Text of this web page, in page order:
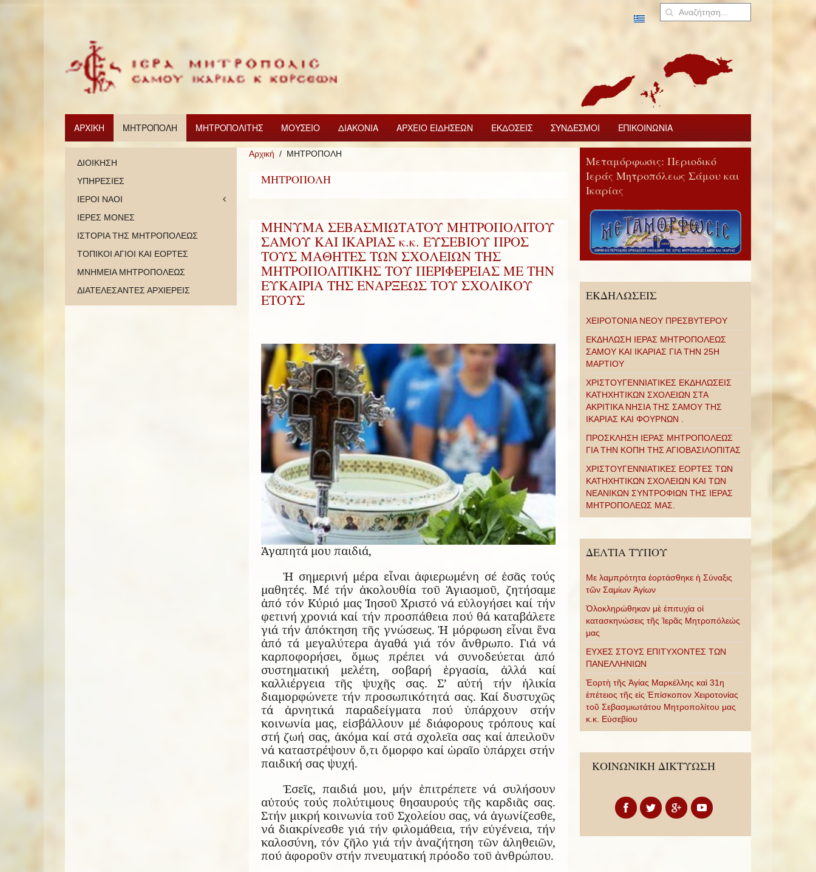
ΑΡΧΙΚΗ ΜΗΤΡΟΠΟΛΗ ΜΗΤΡΟΠΟΛΙΤΗΣ ΜΟΥΣΕΙΟ ΔΙΑΚΟΝΙΑ ΑΡΧΕΙΟ ΕΙΔΗΣΕΩΝ ΕΚΔΟΣΕΙΣ ΣΥΝΔΕΣΜΟΙ ΕΠΙΚΟΙΝΩΝΙΑ
Αρχική ΜΗΤΡΟΠΟΛΗ
ΜΗΤΡΟΠΟΛΗ
ΜΗΝΥΜΑ ΣΕΒΑΣΜΙΩΤΑΤΟΥ ΜΗΤΡΟΠΟΛΙΤΟΥ
ΣΑΜΟΥ ΚΑΙ ΙΚΑΡΙΑΣ κ.κ. ΕΥΣΕΒΙΟΥ ΠΡΟΣ
ΤΟΥΣ ΜΑΘΗΤΕΣ ΤΩΝ ΣΧΟΛΕΙΩΝ ΤΗΣ
ΜΗΤΡΟΠΟΛΙΤΙΚΗΣ ΤΟΥ ΠΕΡΙΦΕΡΕΙΑΣ ΜΕ ΤΗΝ
ΕΥΚΑΙΡΙΑ ΤΗΣ ΕΝΑΡΞΕΩΣ ΤΟΥ ΣΧΟΛΙΚΟΥ
ΕΤΟΥΣ
Ἀγαπητά μου παιδιά,
Ἡ σημερινή μέρα εἶναι ἀφιερωμένη σέ ἐσᾶς τούς
μαθητές. Μέ τήν ἀκολουθία τοῦ Ἁγιασμοῦ, ζητήσαμε
ἀπό τόν Κύριό μας Ἰησοῦ Χριστό νά εὐλογήσει καί τήν
φετινή χρονιά καί τήν προσπάθεια πού θά καταβάλετε
γιά τήν ἀπόκτηση τῆς γνώσεως. Ἡ μόρφωση εἶναι ἕνα
ἀπό τά μεγαλύτερα ἀγαθά γιά τόν ἄνθρωπο. Γιά νά
καρποφορήσει, ὅμως πρέπει νά συνοδεύεται ἀπό
συστηματική μελέτη, σοβαρή ἐργασία, ἀλλά καί
καλλιέργεια τῆς ψυχῆς σας. Σ’ αὐτή τήν ἡλικία
διαμορφώνετε τήν προσωπικότητά σας. Καί δυστυχῶς
τά ἀρνητικά παραδείγματα πού ὑπάρχουν στήν
κοινωνία μας, εἰσβάλλουν μέ διάφορους τρόπους καί
στή ζωή σας, ἀκόμα καί στά σχολεῖα σας καί ἀπειλοῦν
νά καταστρέψουν ὅ,τι ὄμορφο καί ὡραῖο ὑπάρχει στήν
παιδική σας ψυχή.
Ἐσεῖς, παιδιά μου, μήν ἐπιτρέπετε νά συλήσουν
αὐτούς τούς πολύτιμους θησαυρούς τῆς καρδιᾶς σας.
Στήν μικρή κοινωνία τοῦ Σχολείου σας, νά ἀγωνίζεσθε,
νά διακρίνεσθε γιά τήν φιλομάθεια, τήν εὐγένεια, τήν
καλοσύνη, τόν ζῆλο γιά τήν ἀναζήτηση τῶν ἀληθειῶν,
πού ἀφοροῦν στήν πνευματική πρόοδο τοῦ ἀνθρώπου.
ΔΙΟΙΚΗΣΗ
ΥΠΗΡΕΣΙΕΣ
ΙΕΡΟΙ ΝΑΟΙ
ΙΕΡΕΣ ΜΟΝΕΣ
ΙΣΤΟΡΙΑ ΤΗΣ ΜΗΤΡΟΠΟΛΕΩΣ
ΤΟΠΙΚΟΙ ΑΓΙΟΙ ΚΑΙ ΕΟΡΤΕΣ
ΜΝΗΜΕΙΑ ΜΗΤΡΟΠΟΛΕΩΣ
ΔΙΑΤΕΛΕΣΑΝΤΕΣ ΑΡΧΙΕΡΕΙΣ
Μεταμόρφωσις: Περιοδικό
Ιεράς Μητροπόλεως Σάμου και
Ικαρίας
ΕΚΔΗΛΩΣΕΙΣ
ΧΕΙΡΟΤΟΝΙΑ ΝΕΟΥ ΠΡΕΣΒΥΤΕΡΟΥ
ΕΚΔΗΛΩΣΗ ΙΕΡΑΣ ΜΗΤΡΟΠΟΛΕΩΣ
ΣΑΜΟΥ ΚΑΙ ΙΚΑΡΙΑΣ ΓΙΑ ΤΗΝ 25Η
ΜΑΡΤΙΟΥ
ΧΡΙΣΤΟΥΓΕΝΝΙΑΤΙΚΕΣ ΕΚΔΗΛΩΣΕΙΣ
ΚΑΤΗΧΗΤΙΚΩΝ ΣΧΟΛΕΙΩΝ ΣΤΑ
ΑΚΡΙΤΙΚΑ ΝΗΣΙΑ ΤΗΣ ΣΑΜΟΥ ΤΗΣ
ΙΚΑΡΙΑΣ ΚΑΙ ΦΟΥΡΝΩΝ .
ΠΡΟΣΚΛΗΣΗ ΙΕΡΑΣ ΜΗΤΡΟΠΟΛΕΩΣ
ΓΙΑ ΤΗΝ ΚΟΠΗ ΤΗΣ ΑΓΙΟΒΑΣΙΛΟΠΙΤΑΣ
ΧΡΙΣΤΟΥΓΕΝΝΙΑΤΙΚΕΣ ΕΟΡΤΕΣ ΤΩΝ
ΚΑΤΗΧΗΤΙΚΩΝ ΣΧΟΛΕΙΩΝ ΚΑΙ ΤΩΝ
ΝΕΑΝΙΚΩΝ ΣΥΝΤΡΟΦΙΩΝ ΤΗΣ ΙΕΡΑΣ
ΜΗΤΡΟΠΟΛΕΩΣ ΜΑΣ.
ΔΕΛΤΙΑ ΤΥΠΟΥ
Με λαμπρότητα ἑορτάσθηκε ἡ Σύναξις
τῶν Σαμίων Ἁγίων
Ὁλοκληρώθηκαν μὲ ἐπιτυχία οἱ
κατασκηνώσεις τῆς Ἱερᾶς Μητροπόλεώς
μας
ΕΥΧΕΣ ΣΤΟΥΣ ΕΠΙΤΥΧΟΝΤΕΣ ΤΩΝ
ΠΑΝΕΛΛΗΝΙΩΝ
Ἑορτὴ τῆς Ἁγίας Μαρκέλλης καὶ 31η
ἐπέτειος τῆς εἰς Ἐπίσκοπον Χειροτονίας
τοῦ Σεβασμιωτάτου Μητροπολίτου μας
κ.κ. Εὐσεβίου
ΚΟΙΝΩΝΙΚΗ ΔΙΚΤΥΩΣΗ